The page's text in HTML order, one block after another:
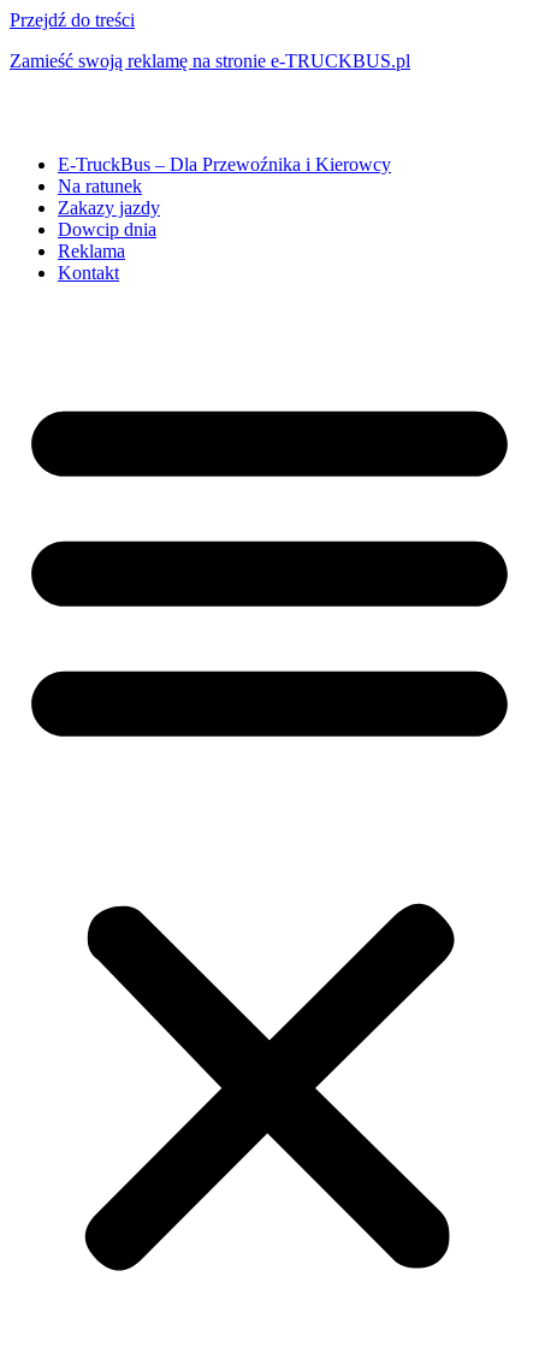
Przejdź do treści
Zamieść swoją reklamę na stronie e-TRUCKBUS.pl
E-TruckBus – Dla Przewoźnika i Kierowcy
Na ratunek
Zakazy jazdy
Dowcip dnia
Reklama
Kontakt